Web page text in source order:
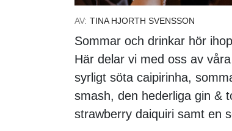
AV: TINA HJORTH SVENSSON
Sommar och drinkar hör
Här delar vi med oss av
syrligt söta caipirinha,
smash, den hederliga gin &
strawberry daiquiri samt en